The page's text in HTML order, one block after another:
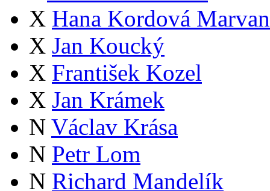
X Hana Kordová
X Jan Koucký
X František Kozel
X Jan Krámek
N Václav Krása
N Petr Lom
N Richard Mandelík